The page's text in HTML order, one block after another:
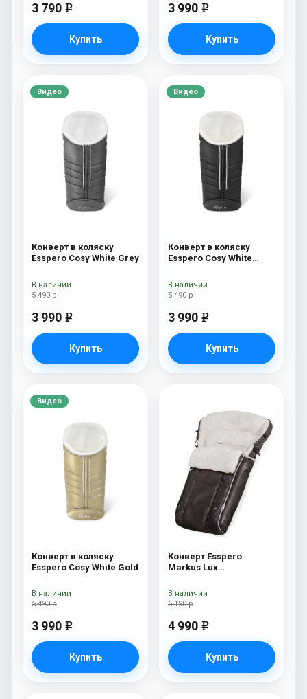
3 790 e
Купить
3 990 e
Купить
Видео
Конверт в коляску
Esspero Cosy White Grey
5 490 р
3 990 e
Купить
В наличии
Видео
Конверт в коляску
Esspero Cosy White
5 490 р
3 990 e
Купить
В наличии
Видео
Конверт в коляску
Esspero Cosy White Gold
5 490 р
3 990 e
Купить
В наличии
Конверт Esspero
Markus Lux
овечья шерсть) Brown
6 190 р
4 990 e
Купить
В наличии